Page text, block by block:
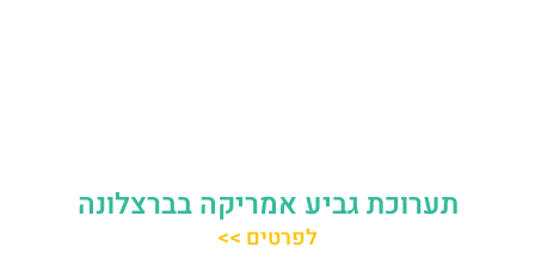
תערוכת גביע אמריקה בברצלונה
לפרטים >>